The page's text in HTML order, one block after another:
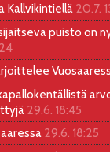
Kallvikintiellä 20.7.
puisto on
29.6. 18:45
29.6. 18:25